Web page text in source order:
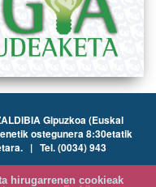
Gipuzkoa (Euskal
ostegunera 8:30etatik
| Tel. (0034) 943
hirugarrenen cookieak